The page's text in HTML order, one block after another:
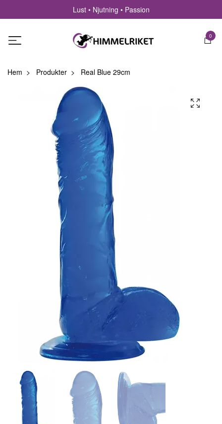
Lust • Njutning • Passion
0
Hem Produkter Real Blue 29cm